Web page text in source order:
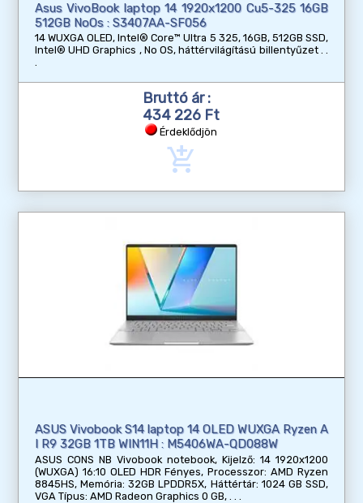
Asus VivoBook laptop 14 1920x1200 Cu5-325 16GB
512GB NoOs : S3407AA-SF056
14 WUXGA OLED, Intel® Core™ Ultra 5 325, 16GB, 512GB SSD,
Intel® UHD Graphics , No OS, háttérvilágítású billentyűzet
Bruttó ár :
434 226 Ft
Érdeklődjön
add_shopping_cart
ASUS Vivobook S14 laptop 14 OLED WUXGA Ryzen A
I R9 32GB 1TB WIN11H : M5406WA-QD088W
ASUS CONS NB Vivobook notebook, Kijelző: 14 1920x1200
(WUXGA) 16:10 OLED HDR Fényes, Processzor: AMD Ryzen
8845HS, Memória: 32GB LPDDR5X, Háttértár: 1024 GB SSD,
VGA Típus: AMD Radeon Graphics 0 GB,